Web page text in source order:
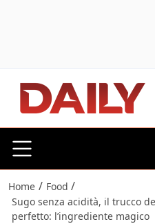
Home / Food /
Sugo senza acidità, il trucco
perfetto: l’ingrediente magico